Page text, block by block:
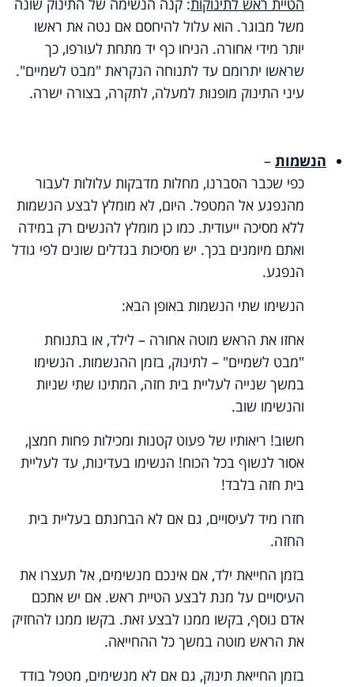
הטיית ראש לתינוקות: קנה הנשימה של התינוק שונה
משל מבוגר. הוא עלול להיחסם אם נטה את ראשו
יותר מידי אחורה. הניחו כף יד מתחת לעורפו, כך
שראשו יתרומם עד לתנוחה הנקראת "מבט לשמיים".
עיני התינוק מופנות למעלה, לתקרה, בצורה ישרה.
הנשמות –
כפי שכבר הסברנו, מחלות מדבקות עלולות לעבור
מהנפגע אל המטפל. היום, לא מומלץ לבצע הנשמות
ללא מסיכה ייעודית. כמו כן מומלץ להנשים רק במידה
ואתם מיומנים בכך. יש מסיכות בגדלים שונים לפי גודל
הנפגע.
הנשימו שתי הנשמות באופן הבא:
אחזו את הראש מוטה אחורה – לילד, או בתנוחת
"מבט לשמיים" – לתינוק, בזמן ההנשמות. הנשימו
במשך שנייה לעליית בית חזה, המתינו שתי שניות
והנשימו שוב.
חשוב! ריאותיו של פעוט קטנות ומכילות פחות חמצן,
אסור לנשוף בכל הכוח! הנשימו בעדינות, עד לעליית
בית חזה בלבד!
חזרו מיד לעיסויים, גם אם לא הבחנתם בעליית בית
החזה.
בזמן החייאת ילד, אם אינכם מנשימים, אל תעצרו את
העיסויים על מנת לבצע הטיית ראש. אם יש אתכם
אדם נוסף, בקשו ממנו לבצע זאת. בקשו ממנו להחזיק
את הראש מוטה במשך כל ההחייאה.
בזמן החייאת תינוק, גם אם לא מנשימים, מטפל בודד